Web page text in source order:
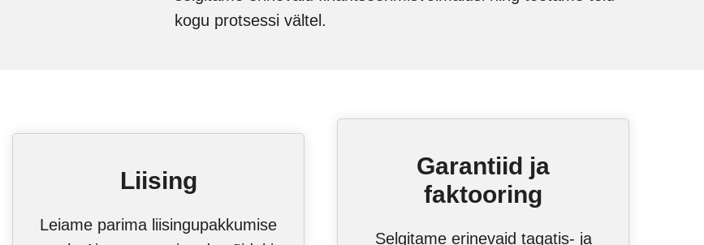
kogu protsessi vältel.
Liising
Leiame parima liisingupakkumise
Garantiid ja
faktooring
Selgitame erinevaid tagatis- ja